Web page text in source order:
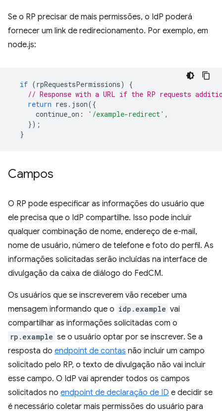
Se o RP precisar de mais permissões, o IdP poderá
fornecer um link de redirecionamento. Por exemplo, em
node.js:
if (rpRequestsPermissions)
{
// Response with a URL if the RP requests
return res . json({
continue_on : '/example-redirect' ,
});
}
Campos
O RP pode especificar as informações do usuário que
ele precisa que o IdP compartilhe. Isso pode incluir
qualquer combinação de nome, endereço de e-mail,
nome de usuário, número de telefone e foto do perfil. As
informações solicitadas serão incluídas na interface de
divulgação da caixa de diálogo do FedCM.
Os usuários que se inscreverem vão receber uma
mensagem informando que o idp.example vai
compartilhar as informações solicitadas com o
rp.example se o usuário optar por se inscrever. Se a
resposta do endpoint de contas não incluir um campo
solicitado pelo RP, o texto de divulgação não vai incluir
esse campo. O IdP vai aprender todos os campos
solicitados no endpoint de declaração de ID e decidir se
é necessário coletar mais permissões do usuário para